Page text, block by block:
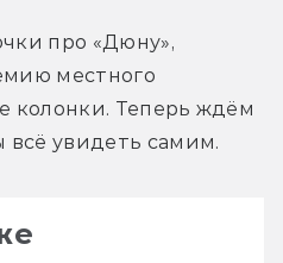
про «Дюну»,
местного
колонки. Теперь ждём
всё увидеть самим.